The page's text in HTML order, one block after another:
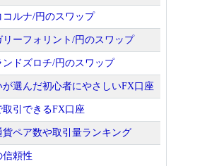
コルナ/円のスワップ
リーフォリント/円のスワップ
ンドズロチ/円のスワップ
が選んだ初心者にやさしいFX口座
取引できるFX口座
貨ペア数や取引量ランキング
信頼性